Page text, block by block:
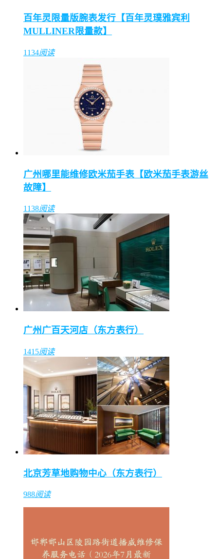
百年灵限量版腕表发行【百年灵璞雅宾利
MULLINER限量款】
1134阅读
广州哪里能维修欧米茄手表【欧米茄手表游丝
故障】
1138阅读
广州广百天河店（东方表行）
1415阅读
北京芳草地购物中心（东方表行）
988阅读